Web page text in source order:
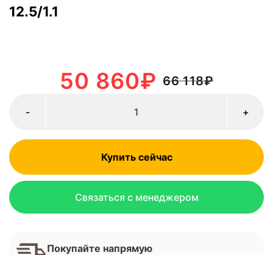
12.5/1.1
66 118₽
50 860₽
+
-
Купить сейчас
Связаться с менеджером
Покупайте напрямую